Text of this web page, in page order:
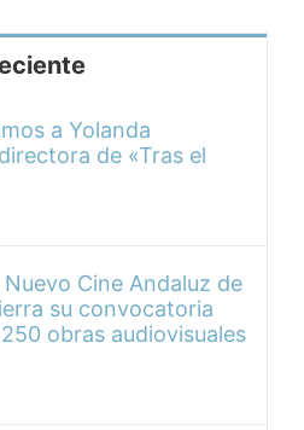
a Yolanda
de «Tras el
Nuevo Cine Andaluz de
su convocatoria
obras audiovisuales